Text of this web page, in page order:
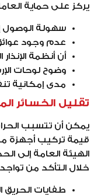
يركز على حماية
سهولة الوصول
عدم وجود
أن أنظمة
وضوح لوحات
مدى إمكانية
تقليل الخسائر
يمكن أن تتسبب
قيمة تركيب أجهزة
الهيئة العامة إلى
خلال التأكد من
طفايات الحريق